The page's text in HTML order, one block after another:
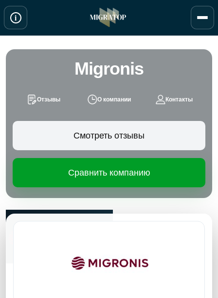
Перейти
содержимому
i
Migronis
Отзывы О компании Контакты
Смотреть отзывы
Сравнить компанию